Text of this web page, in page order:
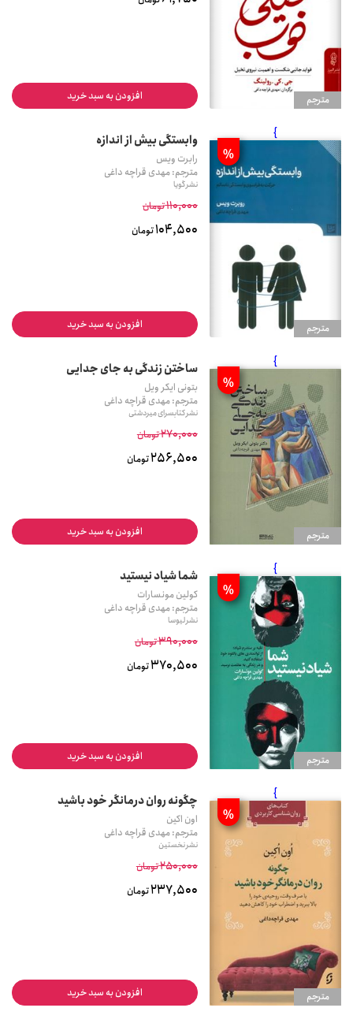
مترجم افزودن به سبد خرید
مترجم
}
%
وابستگی بیش از اندازه
رابرت ویس
مترجم: مهدی قراچه داغی
نشر گویا
110,000تومان
104,500تومان
افزودن به سبد خرید
مترجم
}
%
ساختن زندگی به جای جدایی
بتونی ایکر ویل
مترجم: مهدی قراچه داغی
نشر کتابسرای میردشتی
270,000تومان
256,500تومان
افزودن به سبد خرید
مترجم
}
%
شما شیاد نیستید
کولین مونسارات
مترجم: مهدی قراچه داغی
نشر لیوسا
390,000تومان
370,500تومان
افزودن به سبد خرید
مترجم
}
%
چگونه روان درمانگر خود باشید
اون اکین
مترجم: مهدی قراچه داغی
نشر نخستین
250,000تومان
237,500تومان
افزودن به سبد خرید